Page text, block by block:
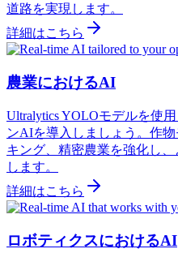
道路を実現します。
詳細はこちら
農業におけるAI
Ultralytics YOLOモデルを使
ンAIを導入しましょう。作
キング、精密農業を強化し
します。
詳細はこちら
ロボティクスにおけるAI